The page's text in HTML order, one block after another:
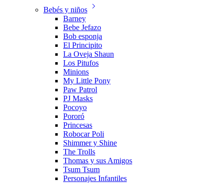
Bebés y niños
Barney
Bebe Jefazo
Bob esponja
El Principito
La Oveja Shaun
Los Pitufos
Minions
My Little Pony
Paw Patrol
PJ Masks
Pocoyo
Pororó
Princesas
Robocar Poli
Shimmer y Shine
The Trolls
Thomas y sus Amigos
Tsum Tsum
Personajes Infantiles